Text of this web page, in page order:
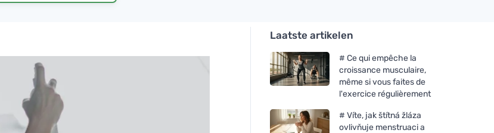
Laatste artikelen
# Ce qui empêche la
croissance musculaire,
même si vous faites de
l'exercice régulièrement
# Víte, jak štítná žláza
ovlivňuje menstruaci a